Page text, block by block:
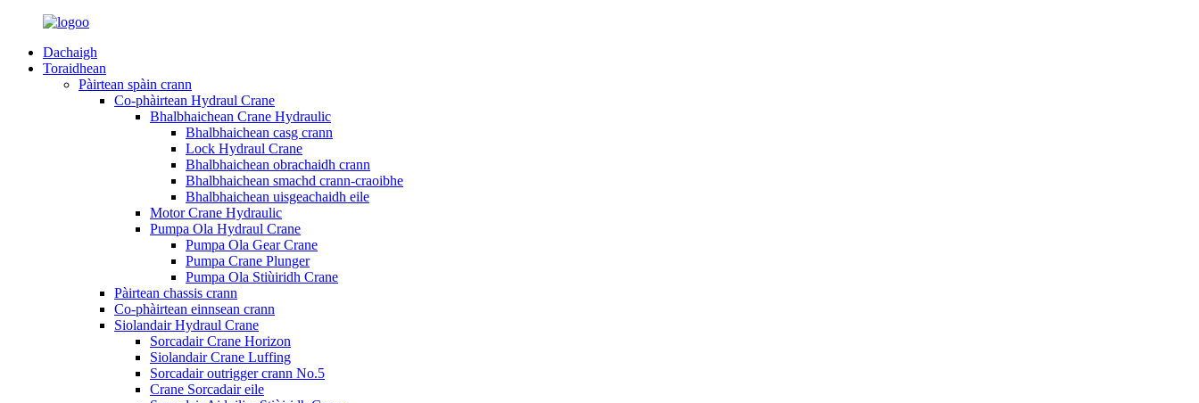
Dachaigh
Toraidhean
Pàirtean spàin crann
Co-phàirtean Hydraul Crane
Bhalbhaichean Crane Hydraulic
Bhalbhaichean casg crann
Lock Hydraul Crane
Bhalbhaichean obrachaidh crann
Bhalbhaichean smachd crann-craoibhe
Bhalbhaichean uisgeachaidh eile
Motor Crane Hydraulic
Pumpa Ola Hydraul Crane
Pumpa Ola Gear Crane
Pumpa Crane Plunger
Pumpa Ola Stiùiridh Crane
Pàirtean chassis crann
Co-phàirtean einnsean crann
Siolandair Hydraul Crane
Sorcadair Crane Horizon
Siolandair Crane Luffing
Sorcadair outrigger crann No.5
Crane Sorcadair eile